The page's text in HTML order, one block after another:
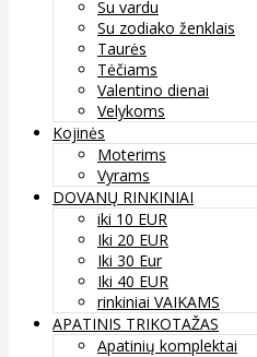
Su vardu
Su zodiako ženklais
Taurės
Tėčiams
Valentino dienai
Velykoms
Kojinės
Moterims
Vyrams
DOVANŲ RINKINIAI
iki 10 EUR
Iki 20 EUR
Iki 30 Eur
Iki 40 EUR
rinkiniai VAIKAMS
APATINIS TRIKOTAŽAS
Apatinių komplektai